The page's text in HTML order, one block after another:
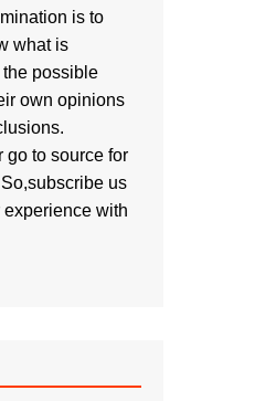
is to
what is
possible
own opinions
go to source for
us
with